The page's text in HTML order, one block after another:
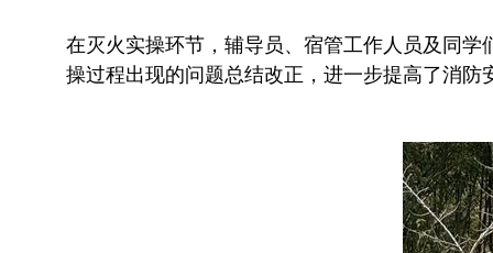
在灭火实操环节，辅导员、宿管工作人员及同学
操过程出现的问题总结改正，进一步提高了消防